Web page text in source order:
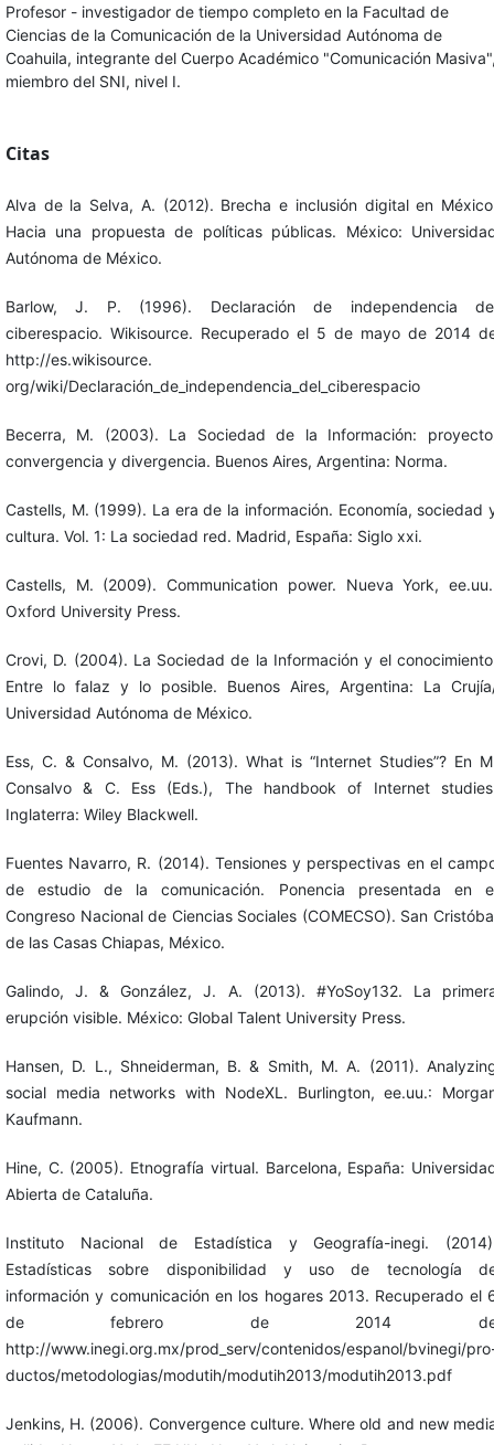
Profesor - investigador de tiempo completo en la Facultad de
Ciencias de la Comunicación de la Universidad Autónoma de
Coahuila, integrante del Cuerpo Académico "Comunicación
miembro del SNI, nivel I.
Citas
Alva de la Selva, A. (2012). Brecha e inclusión digital en
Hacia una propuesta de políticas públicas. México:
Autónoma de México.
Barlow, J. P. (1996). Declaración de independencia
ciberespacio. Wikisource. Recuperado el 5 de mayo de 2014
http://es.wikisource.
org/wiki/Declaración_de_independencia_del_ciberespacio
Becerra, M. (2003). La Sociedad de la Información:
convergencia y divergencia. Buenos Aires, Argentina: Norma.
Castells, M. (1999). La era de la información. Economía, sociedad
cultura. Vol. 1: La sociedad red. Madrid, España: Siglo xxi.
Castells, M. (2009). Communication power. Nueva York,
Oxford University Press.
Crovi, D. (2004). La Sociedad de la Información y el
Entre lo falaz y lo posible. Buenos Aires, Argentina: La
Universidad Autónoma de México.
Ess, C. & Consalvo, M. (2013). What is “Internet Studies”? En
Consalvo & C. Ess (Eds.), The handbook of Internet
Inglaterra: Wiley Blackwell.
Fuentes Navarro, R. (2014). Tensiones y perspectivas en el
de estudio de la comunicación. Ponencia presentada en
Congreso Nacional de Ciencias Sociales (COMECSO). San
de las Casas Chiapas, México.
Galindo, J. & González, J. A. (2013). #YoSoy132. La
erupción visible. México: Global Talent University Press.
Hansen, D. L., Shneiderman, B. & Smith, M. A. (2011).
social media networks with NodeXL. Burlington, ee.uu.:
Kaufmann.
Hine, C. (2005). Etnografía virtual. Barcelona, España:
Abierta de Cataluña.
Instituto Nacional de Estadística y Geografía-inegi.
Estadísticas sobre disponibilidad y uso de tecnología
información y comunicación en los hogares 2013. Recuperado el
de febrero de 2014
http://www.inegi.org.mx/prod_serv/contenidos/espanol/bvinegi/
ductos/metodologias/modutih/modutih2013/modutih2013.pdf
Jenkins, H. (2006). Convergence culture. Where old and new